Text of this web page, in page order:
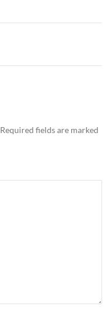
Required fields are marked